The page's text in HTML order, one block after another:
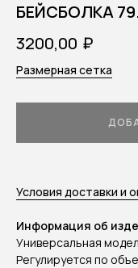
БEЙСБОЛКА
3200,00 ₽
Размерная сетка
Условия доставки и
Информация об
Универсальная
Регулируется по